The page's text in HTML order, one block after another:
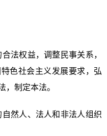
权益，调整民事关系，
色社会主义发展要求，弘
，制定本法。
然人、法人和非法人组织